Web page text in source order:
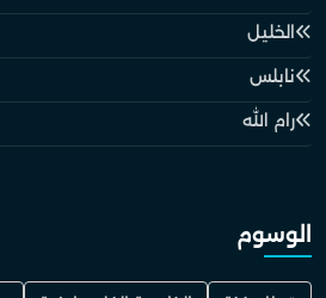
الخليل
نابلس
رام الله
الوسوم